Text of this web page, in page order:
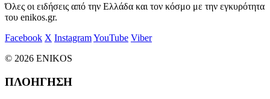
Όλες οι ειδήσεις από την Ελλάδα και τον κόσμο με την εγκυρότητα
του enikos.gr.
Facebook X InstagramYouTube Viber
© 2026 ENIKOS
ΠΛΟΗΓΗΣΗ